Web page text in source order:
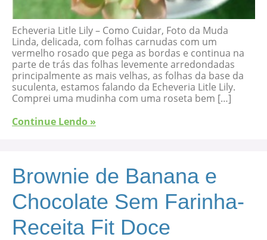
Echeveria Litle Lily – Como Cuidar, Foto da Muda
Linda, delicada, com folhas carnudas com um
vermelho rosado que pega as bordas e continua na
parte de trás das folhas levemente arredondadas
principalmente as mais velhas, as folhas da base da
suculenta, estamos falando da Echeveria Litle Lily.
Comprei uma mudinha com uma roseta bem […]
Continue Lendo »
Brownie de Banana e
Chocolate Sem Farinha-
Receita Fit Doce